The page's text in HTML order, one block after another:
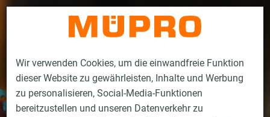
Wir verwenden Cookies, um die einwandfreie Funktion
dieser Website zu gewährleisten, Inhalte und Werbung
zu personalisieren, Social-Media-Funktionen
bereitzustellen und unseren Datenverkehr zu
Kontakt